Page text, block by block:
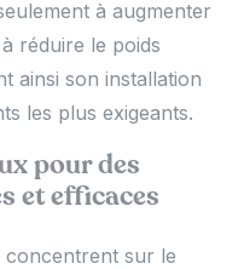
à augmenter
réduire le poids
ainsi son installation
les plus exigeants.
pour des
et efficaces
concentrent sur le